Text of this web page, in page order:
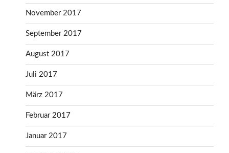
November 2017
September 2017
August 2017
Juli 2017
März 2017
Februar 2017
Januar 2017